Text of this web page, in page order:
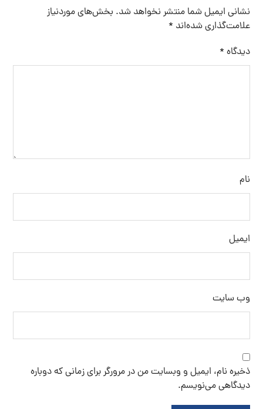
نشانی ایمیل شما منتشر نخواهد شد. بخش‌های موردنیاز
علامت‌گذاری شده‌اند *
دیدگاه *
نام
ایمیل
وب‌ سایت
ذخیره نام، ایمیل و وبسایت من در مرورگر برای زمانی که دوباره
دیدگاهی می‌نویسم.